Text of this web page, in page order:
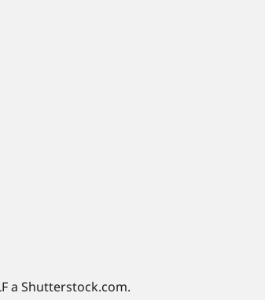
a Shutterstock.com.